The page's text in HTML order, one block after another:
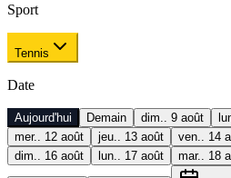
Sport
Tennis
Date
Aujourd'hui Demain dim.. 9 août
mer.. 12 août
jeu.. 13 août ven.. 14
dim.. 16 août
lun.. 17 août mar.. 18